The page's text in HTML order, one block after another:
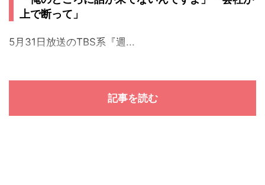
上で断って」
5月31日放送のTBS系『週...
記事を読む